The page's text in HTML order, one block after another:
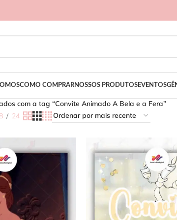
COMO COMPRARNOSSOS PRODUTOSEVENTOS
com a tag “Convite Animado A Bela e a Fera”
24